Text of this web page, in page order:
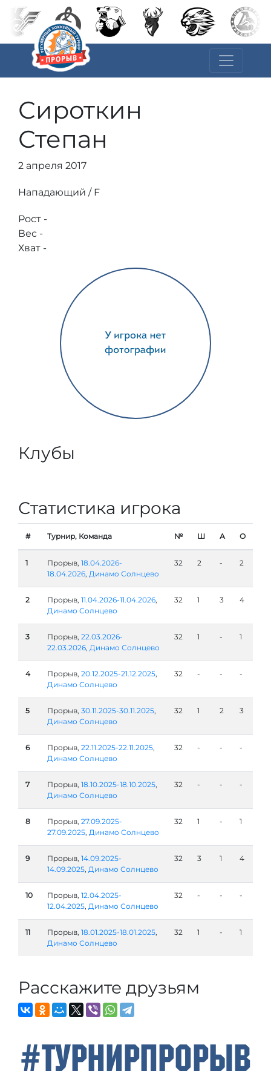
Сироткин
Степан
2 апреля 2017
Нападающий / F
Рост -
Вес -
Хват -
Клубы
Статистика игрока
# Турнир, Команда № Ш А О
1 Прорыв, 18.04.2026-
18.04.2026, Динамо Солнцево
32 2 - 2
2 Прорыв, 11.04.2026-11.04.2026,
Динамо Солнцево
32 1 3 4
3 Прорыв, 22.03.2026-
22.03.2026, Динамо Солнцево
32 1 - 1
4 Прорыв, 20.12.2025-21.12.2025,
Динамо Солнцево
32 - - -
5 Прорыв, 30.11.2025-30.11.2025,
Динамо Солнцево
32 1 2 3
6 Прорыв, 22.11.2025-22.11.2025,
Динамо Солнцево
32 - - -
7 Прорыв, 18.10.2025-18.10.2025,
Динамо Солнцево
32 - - -
8 Прорыв, 27.09.2025-
27.09.2025, Динамо Солнцево
32 1 - 1
9 Прорыв, 14.09.2025-
14.09.2025, Динамо Солнцево
32 3 1 4
10 Прорыв, 12.04.2025-
12.04.2025, Динамо Солнцево
32 - - -
11 Прорыв, 18.01.2025-18.01.2025,
Динамо Солнцево
32 1 - 1
Расскажите друзьям
#ТурнирПрорыв